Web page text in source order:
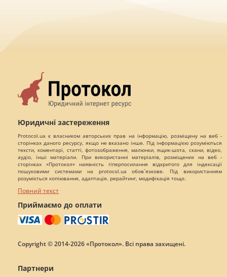
Юридичні застереження
Protocol.ua є власником авторських прав на інформацію, розміщену на веб -
сторінках даного ресурсу, якщо не вказано інше. Під інформацією розуміються
тексти, коментарі, статті, фотозображення, малюнки, ящик-шота, скани, відео,
аудіо, інші матеріали. При використанні матеріалів, розміщених на веб -
сторінках «Протокол» наявність гіперпосилання відкритого для індексації
пошуковими системами на protocol.ua обов`язкове. Під використанням
розуміється копіювання, адаптація, рерайтинг, модифікація тощо.
Повний текст
Приймаємо до оплати
Copyright © 2014-2026 «Протокол». Всі права захищені.
Партнери